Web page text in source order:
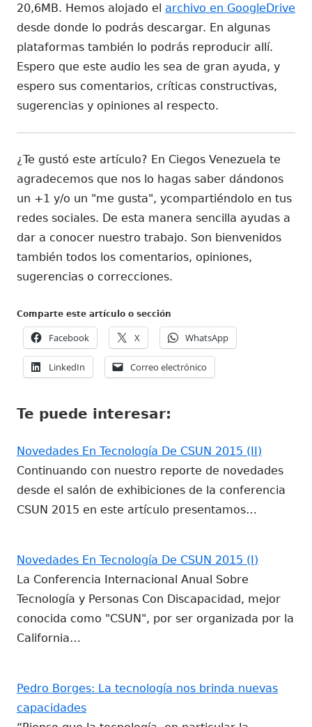
20,6MB. Hemos alojado el archivo en GoogleDrive
desde donde lo podrás descargar. En algunas
plataformas también lo podrás reproducir allí.
Espero que este audio les sea de gran ayuda, y
espero sus comentarios, críticas constructivas,
sugerencias y opiniones al respecto.
¿Te gustó este artículo? En Ciegos Venezuela te
agradecemos que nos lo hagas saber dándonos
un +1 y/o un "me gusta", ycompartiéndolo en tus
redes sociales. De esta manera sencilla ayudas a
dar a conocer nuestro trabajo. Son bienvenidos
también todos los comentarios, opiniones,
sugerencias o correcciones.
Comparte este artículo o sección
Facebook
en
X
en
una
WhatsApp
en
LinkedIn
en
ventana
Correo electrónico
en
Te puede interesar:
Novedades En Tecnología De CSUN 2015 (II)
Continuando con nuestro reporte de novedades
desde el salón de exhibiciones de la conferencia
CSUN 2015 en este artículo presentamos…
Novedades En Tecnología De CSUN 2015 (I)
La Conferencia Internacional Anual Sobre
Tecnología y Personas Con Discapacidad, mejor
conocida como "CSUN", por ser organizada por la
California…
Pedro Borges: La tecnología nos brinda nuevas
capacidades